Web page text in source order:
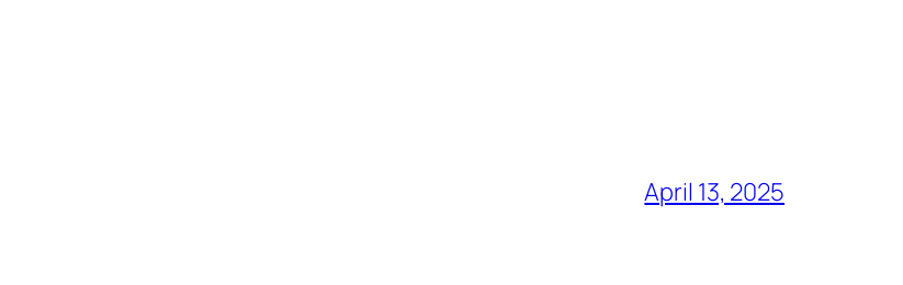
April 13, 2025